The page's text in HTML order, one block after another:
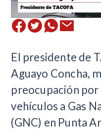
El presidente de
Aguayo Concha,
preocupación
vehículos a Gas
(GNC) en Punta